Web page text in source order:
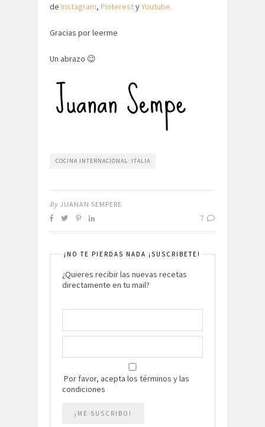
de Instagram, PinterestyYoutube.
Gracias por leerme
Un abrazo 😉
COCINA INTERNACIONAL: ITALIA
By JUANAN SEMPERE
7
¡NO TE PIERDAS NADA ¡SUSCRIBETE!
¿Quieres recibir las nuevas recetas
directamente en tu mail?
Por favor, acepta los términos y las
condiciones